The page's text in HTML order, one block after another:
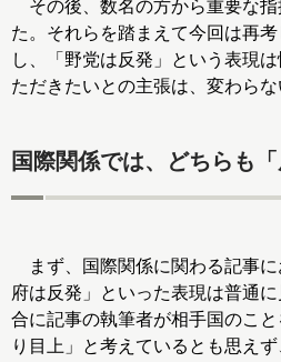
その後、数名の方から重要な指
た。それらを踏まえて今回は再
し、「野党は反発」という表現
ただきたいとの主張は、変わらな
国際関係では、どちらも「
まず、国際関係に関わる記事に
府は反発」といった表現は普通
合に記事の執筆者が相手国のこ
り目上」と考えているとも思え